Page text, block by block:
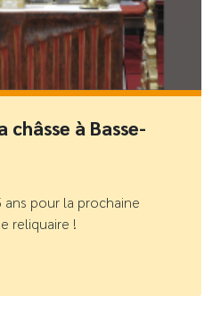
à Basse-
ans pour la prochaine
reliquaire !